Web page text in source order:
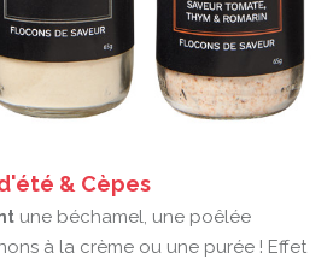
& Cèpes
une béchamel, une poêlée
à la crème ou une purée ! Effet